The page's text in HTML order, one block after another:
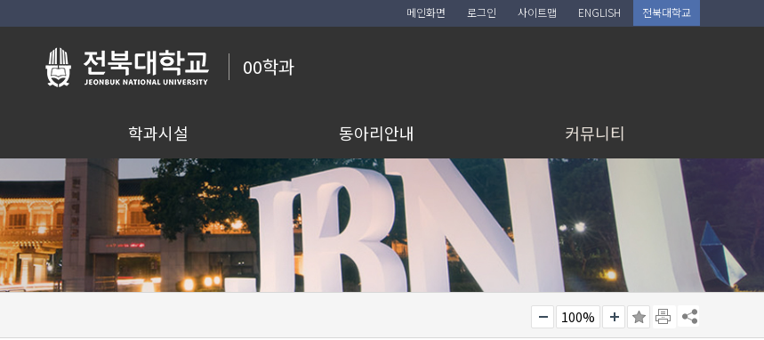
00학과
메인화면 로그인 사이트맵 ENGLISH 전북대학교
학과시설 동아리안내 커뮤니티
100%